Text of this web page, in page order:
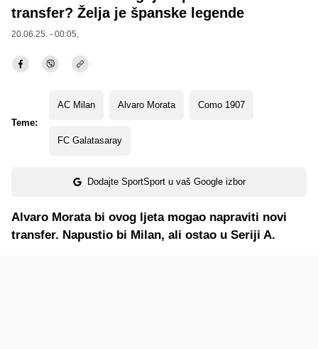
transfer? Želja je španske legende
20.06.25. - 00:05,
Teme:
AC Milan Alvaro Morata Como 1907
FC Galatasaray
Dodajte SportSport u vaš Google izbor
Alvaro Morata bi ovog ljeta mogao napraviti novi
transfer. Napustio bi Milan, ali ostao u Seriji A.